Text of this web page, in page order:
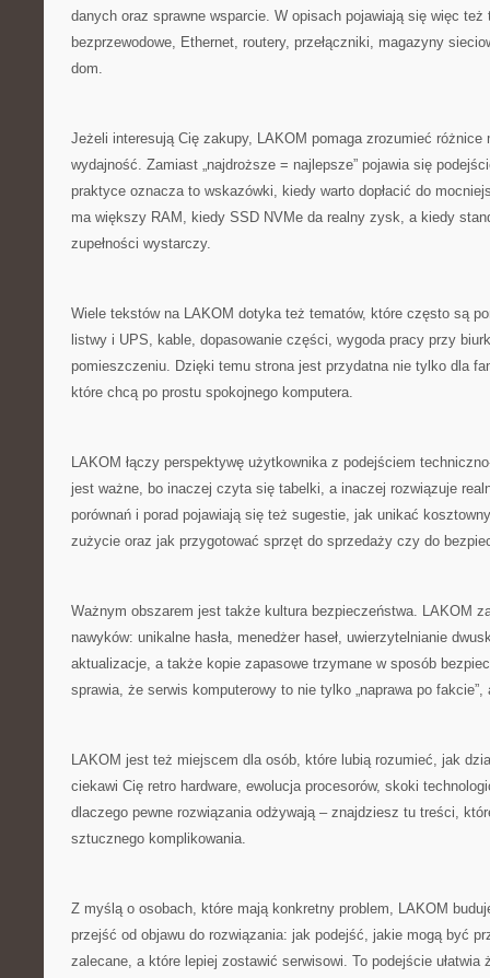
danych oraz sprawne wsparcie. W opisach pojawiają się więc
bezprzewodowe, Ethernet, routery, przełączniki, magazyny
dom.
Jeżeli interesują Cię zakupy, LAKOM pomaga zrozumieć różnice
wydajność. Zamiast „najdroższe = najlepsze” pojawia się
praktyce oznacza to wskazówki, kiedy warto dopłacić do
ma większy RAM, kiedy SSD NVMe da realny zysk, a kiedy
zupełności wystarczy.
Wiele tekstów na LAKOM dotyka też tematów, które często są
listwy i UPS, kable, dopasowanie części, wygoda pracy przy
pomieszczeniu. Dzięki temu strona jest przydatna nie tylko dla
które chcą po prostu spokojnego komputera.
LAKOM łączy perspektywę użytkownika z podejściem
jest ważne, bo inaczej czyta się tabelki, a inaczej rozwiązuje
porównań i porad pojawiają się też sugestie, jak unikać
zużycie oraz jak przygotować sprzęt do sprzedaży czy do
Ważnym obszarem jest także kultura bezpieczeństwa. LAKOM
nawyków: unikalne hasła, menedżer haseł, uwierzytelnianie
aktualizacje, a także kopie zapasowe trzymane w sposób
sprawia, że serwis komputerowy to nie tylko „naprawa po
LAKOM jest też miejscem dla osób, które lubią rozumieć, jak
ciekawi Cię retro hardware, ewolucja procesorów, skoki
dlaczego pewne rozwiązania odżywają – znajdziesz tu treści,
sztucznego komplikowania.
Z myślą o osobach, które mają konkretny problem, LAKOM
przejść od objawu do rozwiązania: jak podejść, jakie mogą być
zalecane, a które lepiej zostawić serwisowi. To podejście ułatwia